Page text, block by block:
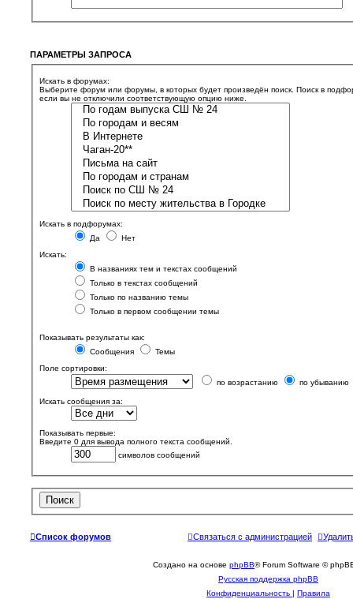
ПАРАМЕТРЫ ЗАПРОСА
Искать в форумах:
Выберите форум или форумы, в которых будет произведён поиск. Поиск в
если вы не отключили соответствующую опцию ниже.
Искать в подфорумах:
Да
Нет
Искать:
В названиях тем и текстах сообщений
Только в текстах сообщений
Только по названию темы
Только в первом сообщении темы
Показывать результаты как:
Сообщения
Темы
Поле сортировки:
по возрастанию
по убыванию
Искать сообщения за:
Показывать первые:
Введите 0 для вывода полного текста сообщений.
символов сообщений
Список форумов Связаться с администрацией
Создано на основе phpBB® Forum Software ©
Русская поддержка phpBB
Конфиденциальность | Правила